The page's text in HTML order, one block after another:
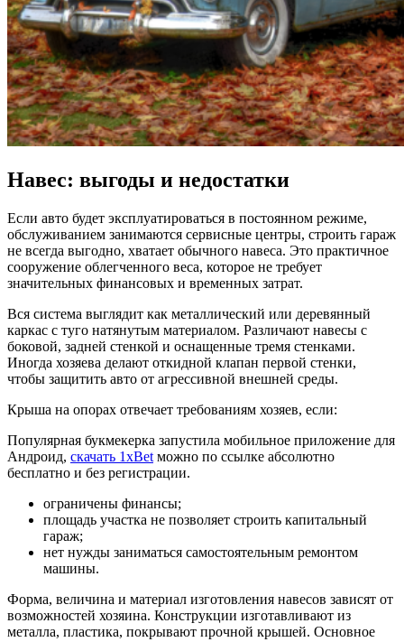
Навес: выгоды и недостатки
Если авто будет эксплуатироваться в постоянном режиме,
обслуживанием занимаются сервисные центры, строить гараж
не всегда выгодно, хватает обычного навеса. Это практичное
сооружение облегченного веса, которое не требует
значительных финансовых и временных затрат.
Вся система выглядит как металлический или деревянный
каркас с туго натянутым материалом. Различают навесы с
боковой, задней стенкой и оснащенные тремя стенками.
Иногда хозяева делают откидной клапан первой стенки,
чтобы защитить авто от агрессивной внешней среды.
Крыша на опорах отвечает требованиям хозяев, если:
Популярная букмекерка запустила мобильное приложение для
Андроид, скачать 1xBet можно по ссылке абсолютно
бесплатно и без регистрации.
ограничены финансы;
площадь участка не позволяет строить капитальный
гараж;
нет нужды заниматься самостоятельным ремонтом
машины.
Форма, величина и материал изготовления навесов зависят от
возможностей хозяина. Конструкции изготавливают из
металла, пластика, покрывают прочной крышей. Основное